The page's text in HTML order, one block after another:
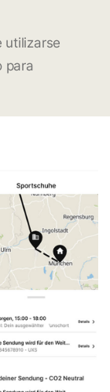
utilizarse
para